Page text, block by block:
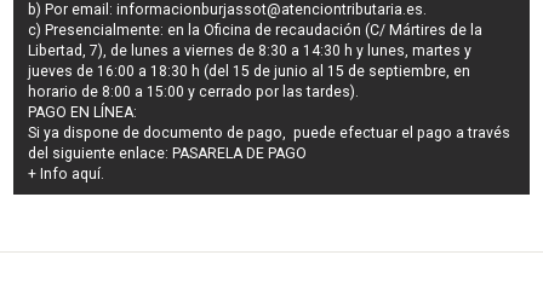
b) Por email:informacionburjassot@atenciontributaria.es.
c) Presencialmente: en la Oficina de recaudación (C/ Mártires de la
Libertad, 7), de lunes a viernes de 8:30 a 14:30 h y lunes, martes y
jueves de 16:00 a 18:30 h (del 15 de junio al 15 de septiembre, en
horario de 8:00 a 15:00 y cerrado por las tardes).
PAGO EN LÍNEA:
Si ya dispone de documento de pago, puede efectuar el pago a través
del siguiente enlace: PASARELA DE PAGO
+ Info aquí.